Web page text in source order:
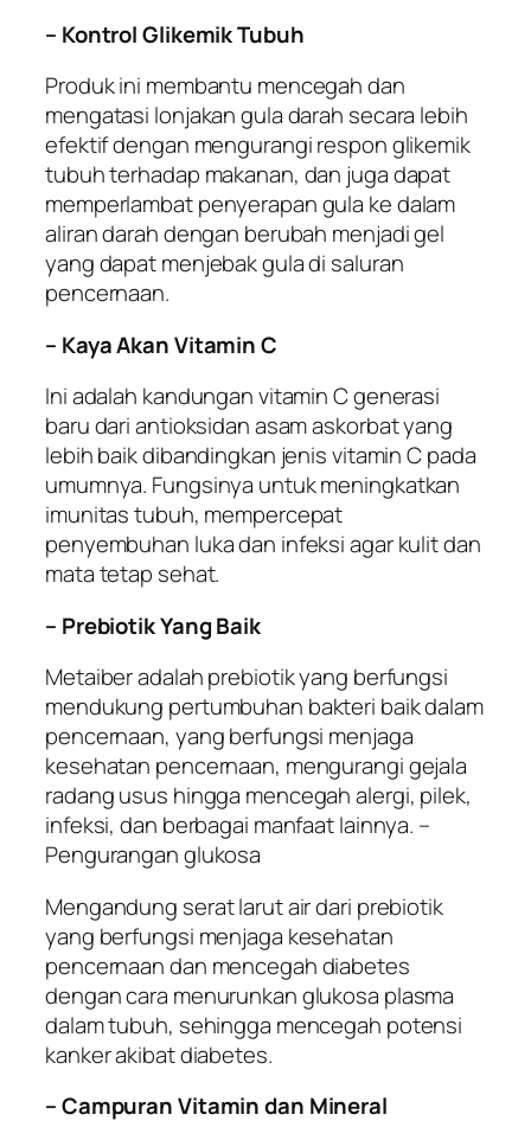
– Kontrol Glikemik Tubuh
Produk ini membantu mencegah dan
mengatasi lonjakan gula darah secara lebih
efektif dengan mengurangi respon glikemik
tubuh terhadap makanan, dan juga dapat
memperlambat penyerapan gula ke dalam
aliran darah dengan berubah menjadi gel
yang dapat menjebak gula di saluran
pencernaan.
– Kaya Akan Vitamin C
Ini adalah kandungan vitamin C generasi
baru dari antioksidan asam askorbat yang
lebih baik dibandingkan jenis vitamin C pada
umumnya. Fungsinya untuk meningkatkan
imunitas tubuh, mempercepat
penyembuhan luka dan infeksi agar kulit dan
mata tetap sehat.
– Prebiotik Yang Baik
Metaiber adalah prebiotik yang berfungsi
mendukung pertumbuhan bakteri baik dalam
pencernaan, yang berfungsi menjaga
kesehatan pencernaan, mengurangi gejala
radang usus hingga mencegah alergi, pilek,
infeksi, dan berbagai manfaat lainnya. –
Pengurangan glukosa
Mengandung serat larut air dari prebiotik
yang berfungsi menjaga kesehatan
pencernaan dan mencegah diabetes
dengan cara menurunkan glukosa plasma
dalam tubuh, sehingga mencegah potensi
kanker akibat diabetes.
– Campuran Vitamin dan Mineral